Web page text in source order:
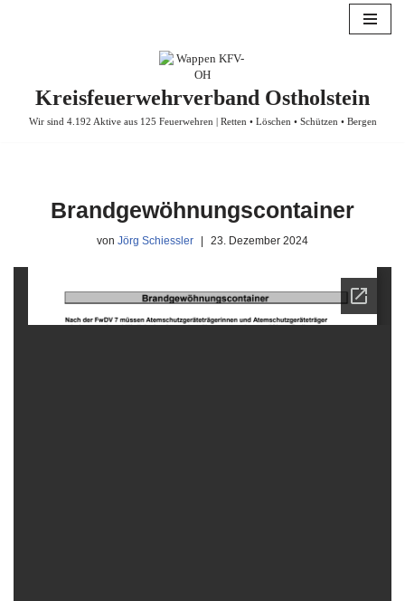
Kreisfeuerwehrverband Ostholstein
Wir sind 4.192 Aktive aus 125 Feuerwehren | Retten • Löschen • Schützen • Bergen
Brandgewöhnungscontainer
von Jörg Schiessler 23. Dezember 2024